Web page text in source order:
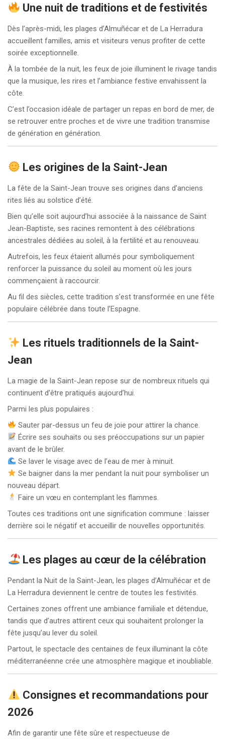
Une nuit de traditions et de festivités
Dès l’après-midi, les plages d’Almuñécar et de La Herradura
accueillent familles, amis et visiteurs venus profiter de cette
soirée exceptionnelle.
À la tombée de la nuit, les feux de joie illuminent le rivage tandis
que la musique, les rires et l’ambiance festive envahissent la
côte.
C’est l’occasion idéale de partager un repas en bord de mer, de
se retrouver entre proches et de vivre une tradition transmise
de génération en génération.
Les origines de la Saint-Jean
La fête de la Saint-Jean trouve ses origines dans d’anciens
rites liés au solstice d’été.
Bien qu’elle soit aujourd’hui associée à la naissance de Saint
Jean-Baptiste, ses racines remontent à des célébrations
ancestrales dédiées au soleil, à la fertilité et au renouveau.
Autrefois, les feux étaient allumés pour symboliquement
renforcer la puissance du soleil au moment où les jours
commençaient à raccourcir.
Au fil des siècles, cette tradition s’est transformée en une fête
populaire célébrée dans toute l’Espagne.
Les rituels traditionnels de la Saint-
Jean
La magie de la Saint-Jean repose sur de nombreux rituels qui
continuent d’être pratiqués aujourd’hui.
Parmi les plus populaires :
Sauter par-dessus un feu de joie pour attirer la chance.
Écrire ses souhaits ou ses préoccupations sur un papier
avant de le brûler.
Se laver le visage avec de l’eau de mer à minuit.
Se baigner dans la mer pendant la nuit pour symboliser un
nouveau départ.
Faire un vœu en contemplant les flammes.
Toutes ces traditions ont une signification commune : laisser
derrière soi le négatif et accueillir de nouvelles opportunités.
Les plages au cœur de la célébration
Pendant la Nuit de la Saint-Jean, les plages d’Almuñécar et de
La Herradura deviennent le centre de toutes les festivités.
Certaines zones offrent une ambiance familiale et détendue,
tandis que d’autres attirent ceux qui souhaitent prolonger la
fête jusqu’au lever du soleil.
Partout, le spectacle des centaines de feux illuminant la côte
méditerranéenne crée une atmosphère magique et inoubliable.
Consignes et recommandations pour
2026
Afin de garantir une fête sûre et respectueuse de